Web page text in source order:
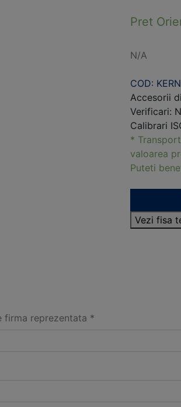
Pret
N/A
COD:
Accesorii
Verificari:
Calibrari
*
valoarea
Puteti
Vezi fisa
firma reprezentata *